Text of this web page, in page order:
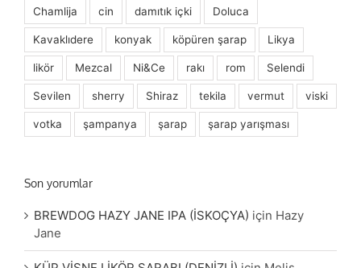
Chamlija cin damıtık içki Doluca
Kavaklıdere konyak köpüren şarap Likya
likör Mezcal Ni&Ce rakı rom Selendi
Sevilen sherry Shiraz tekila vermut viski
votka şampanya şarap şarap yarışması
Son yorumlar
BREWDOG HAZY JANE IPA (İSKOÇYA) için Hazy
Jane